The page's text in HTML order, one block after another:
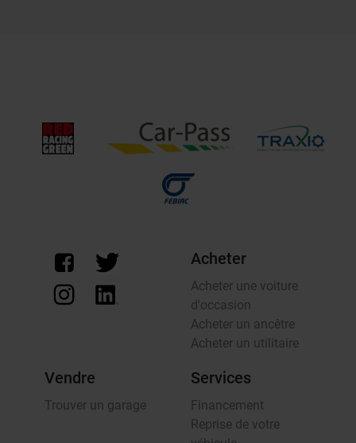
Acheter
Acheter une voiture
d'occasion
Acheter un ancêtre
Acheter un utilitaire
Vendre
Trouver un garage
Services
Financement
Reprise de votre